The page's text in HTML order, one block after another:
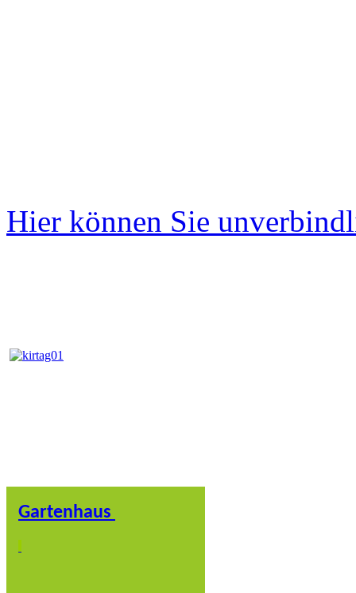
Hier können Sie
Gartenhaus